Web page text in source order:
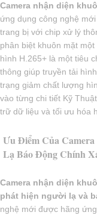
Camera nhận diện
ứng dụng công nghệ
trang bị với chip xử lý
phân biệt khuôn mặt
hình H.265+ là một tiêu
thông giúp truyền tải
trạng giảm chất lượng
vào từng chi tiết Kỹ
trữ dữ liệu và tối ưu hóa
Ưu Điểm Của
Lạ Báo Động Chính
Camera nhận diện
phát hiện người lạ và
nghệ mới được hãng